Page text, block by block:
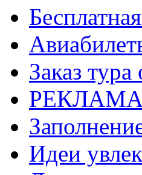
Заказ
Идеи